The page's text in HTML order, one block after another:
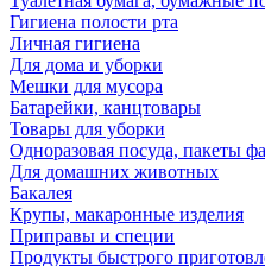
Гигиена полости рта
Личная гигиена
Для дома и уборки
Мешки для мусора
Батарейки, канцтовары
Товары для уборки
Одноразовая посуда, пакеты
Для домашних животных
Бакалея
Крупы, макаронные изделия
Приправы и специи
Продукты быстрого